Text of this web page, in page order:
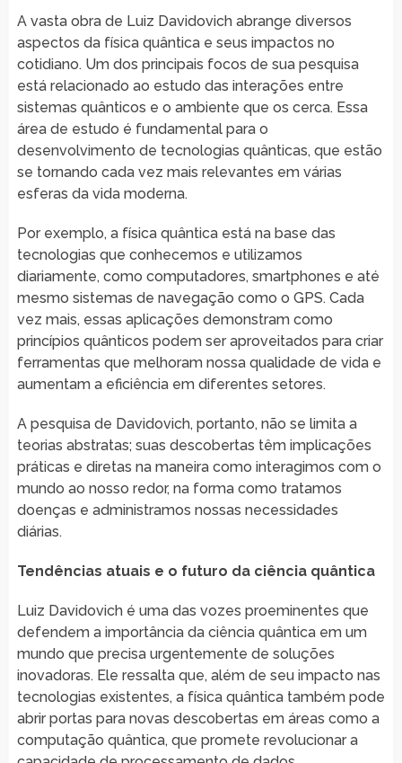
A vasta obra de Luiz Davidovich abrange diversos
aspectos da física quântica e seus impactos no
cotidiano. Um dos principais focos de sua pesquisa
está relacionado ao estudo das interações entre
sistemas quânticos e o ambiente que os cerca. Essa
área de estudo é fundamental para o
desenvolvimento de tecnologias quânticas, que estão
se tornando cada vez mais relevantes em várias
esferas da vida moderna.
Por exemplo, a física quântica está na base das
tecnologias que conhecemos e utilizamos
diariamente, como computadores, smartphones e até
mesmo sistemas de navegação como o GPS. Cada
vez mais, essas aplicações demonstram como
princípios quânticos podem ser aproveitados para criar
ferramentas que melhoram nossa qualidade de vida e
aumentam a eficiência em diferentes setores.
A pesquisa de Davidovich, portanto, não se limita a
teorias abstratas; suas descobertas têm implicações
práticas e diretas na maneira como interagimos com o
mundo ao nosso redor, na forma como tratamos
doenças e administramos nossas necessidades
diárias.
Tendências atuais e o futuro da ciência quântica
Luiz Davidovich é uma das vozes proeminentes que
defendem a importância da ciência quântica em um
mundo que precisa urgentemente de soluções
inovadoras. Ele ressalta que, além de seu impacto nas
tecnologias existentes, a física quântica também pode
abrir portas para novas descobertas em áreas como a
computação quântica, que promete revolucionar a